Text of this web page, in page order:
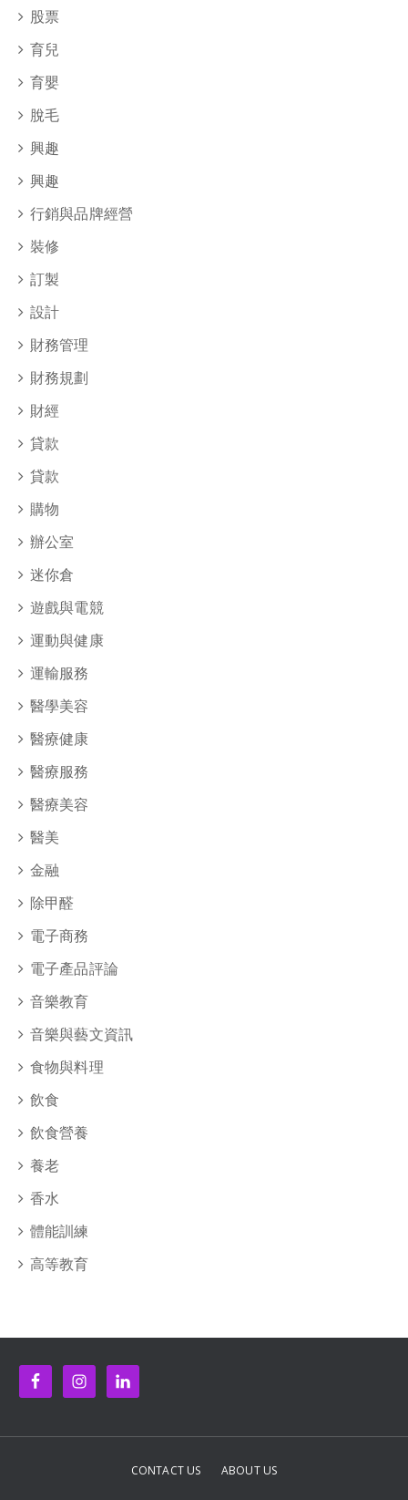
股票
育兒
育嬰
脫毛
興趣
興趣
行銷與品牌經營
裝修
訂製
設計
財務管理
財務規劃
財經
貸款
貸款
購物
辦公室
迷你倉
遊戲與電競
運動與健康
運輸服務
醫學美容
醫療健康
醫療服務
醫療美容
醫美
金融
除甲醛
電子商務
電子產品評論
音樂教育
音樂與藝文資訊
食物與料理
飲食
飲食營養
養老
香水
體能訓練
高等教育
CONTACT US ABOUT US